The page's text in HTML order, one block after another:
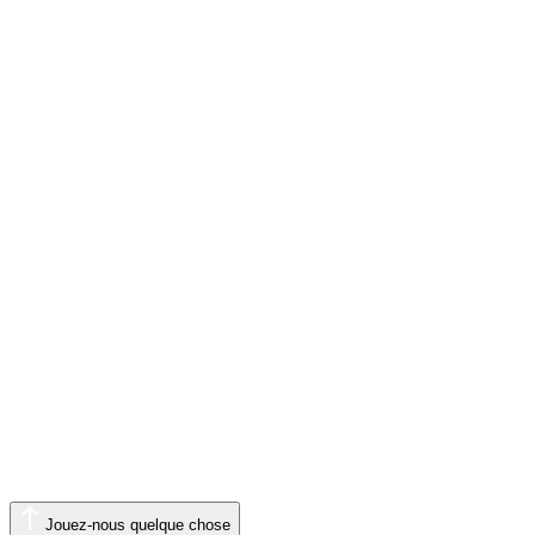
Jouez-nous quelque chose